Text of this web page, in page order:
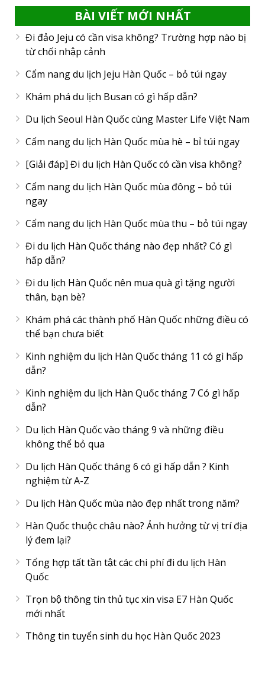
BÀI VIẾT MỚI NHẤT
Đi đảo Jeju có cần visa không? Trường hợp nào bị
từ chối nhập cảnh
Cẩm nang du lịch Jeju Hàn Quốc – bỏ túi ngay
Khám phá du lịch Busan có gì hấp dẫn?
Du lịch Seoul Hàn Quốc cùng Master Life Việt Nam
Cẩm nang du lịch Hàn Quốc mùa hè – bỉ túi ngay
[Giải đáp] Đi du lịch Hàn Quốc có cần visa không?
Cẩm nang du lịch Hàn Quốc mùa đông – bỏ túi
ngay
Cẩm nang du lịch Hàn Quốc mùa thu – bỏ túi ngay
Đi du lịch Hàn Quốc tháng nào đẹp nhất? Có gì
hấp dẫn?
Đi du lịch Hàn Quốc nên mua quà gì tặng người
thân, bạn bè?
Khám phá các thành phố Hàn Quốc những điều có
thể bạn chưa biết
Kinh nghiệm du lịch Hàn Quốc tháng 11 có gì hấp
dẫn?
Kinh nghiệm du lịch Hàn Quốc tháng 7 Có gì hấp
dẫn?
Du lịch Hàn Quốc vào tháng 9 và những điều
không thể bỏ qua
Du lịch Hàn Quốc tháng 6 có gì hấp dẫn ? Kinh
nghiệm từ A-Z
Du lịch Hàn Quốc mùa nào đẹp nhất trong năm?
Hàn Quốc thuộc châu nào? Ảnh hưởng từ vị trí địa
lý đem lại?
Tổng hợp tất tần tật các chi phí đi du lịch Hàn
Quốc
Trọn bộ thông tin thủ tục xin visa E7 Hàn Quốc
mới nhất
Thông tin tuyển sinh du học Hàn Quốc 2023